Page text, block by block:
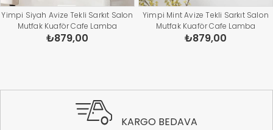
Yimpi Siyah Avize Tekli Sarkıt Salon
Mutfak Kuaför Cafe Lamba
Dekoratif Aydınlatma Pastane
₺879,00
Yimpi Mint Avize Tekli Sarkıt Salon
Mutfak Kuaför Cafe Lamba
Dekoratif Aydınlatma Pastane
₺879,00
KARGO BEDAVA